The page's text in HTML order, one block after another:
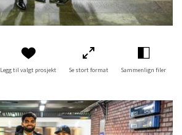
Legg til valgt prosjekt Se stort format Sammenlign filer